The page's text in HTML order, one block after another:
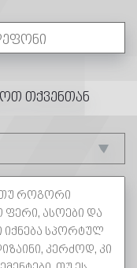
თქვენთან